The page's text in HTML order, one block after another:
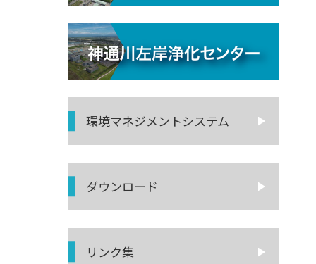
環境マネジメントシステム
ダウンロード
リンク集